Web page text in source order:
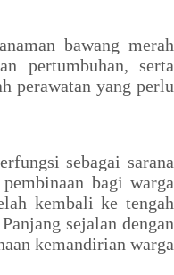
bawang merah
pertumbuhan, serta
perawatan yang perlu
sebagai sarana
bagi warga
kembali ke tengah
sejalan dengan
kemandirian warga